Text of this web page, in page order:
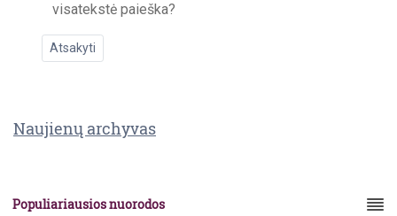
visatekstė paieška?
Atsakyti
Naujienų archyvas
Populiariausios nuorodos